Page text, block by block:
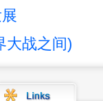
大战之间)